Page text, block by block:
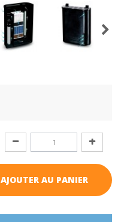
AJOUTER AU PANIER